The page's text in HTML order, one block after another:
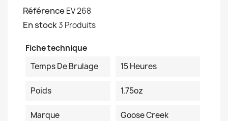
Référence EV 268
En stock3 Produits
Fiche technique
Temps De Brulage
15 Heures
Poids 1.75oz
Marque Goose Creek